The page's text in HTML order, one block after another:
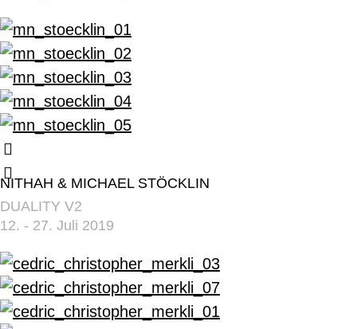
NITHAH & MICHAEL STÖCKLIN
DUALITY V2
12. - 27. Juli 2019